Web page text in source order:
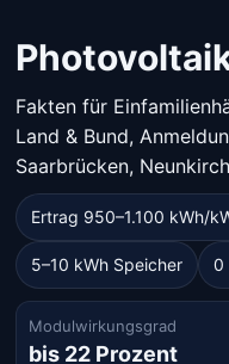
Fakten für
Land & Bund,
Saarbrücken,
Ertrag 950–1.100 kWh/
5–10 kWh Speicher 0
Modulwirkungsgrad
bis 22 Prozent